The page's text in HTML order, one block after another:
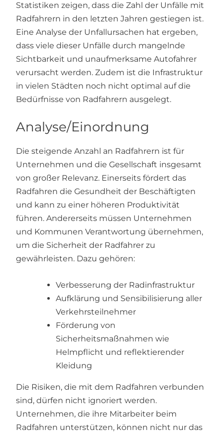
Statistiken zeigen, dass die Zahl der Unfälle mit
Radfahrern in den letzten Jahren gestiegen ist.
Eine Analyse der Unfallursachen hat ergeben,
dass viele dieser Unfälle durch mangelnde
Sichtbarkeit und unaufmerksame Autofahrer
verursacht werden. Zudem ist die Infrastruktur
in vielen Städten noch nicht optimal auf die
Bedürfnisse von Radfahrern ausgelegt.
Analyse/Einordnung
Die steigende Anzahl an Radfahrern ist für
Unternehmen und die Gesellschaft insgesamt
von großer Relevanz. Einerseits fördert das
Radfahren die Gesundheit der Beschäftigten
und kann zu einer höheren Produktivität
führen. Andererseits müssen Unternehmen
und Kommunen Verantwortung übernehmen,
um die Sicherheit der Radfahrer zu
gewährleisten. Dazu gehören:
Verbesserung der Radinfrastruktur
Aufklärung und Sensibilisierung aller
Verkehrsteilnehmer
Förderung von
Sicherheitsmaßnahmen wie
Helmpflicht und reflektierender
Kleidung
Die Risiken, die mit dem Radfahren verbunden
sind, dürfen nicht ignoriert werden.
Unternehmen, die ihre Mitarbeiter beim
Radfahren unterstützen, können nicht nur das